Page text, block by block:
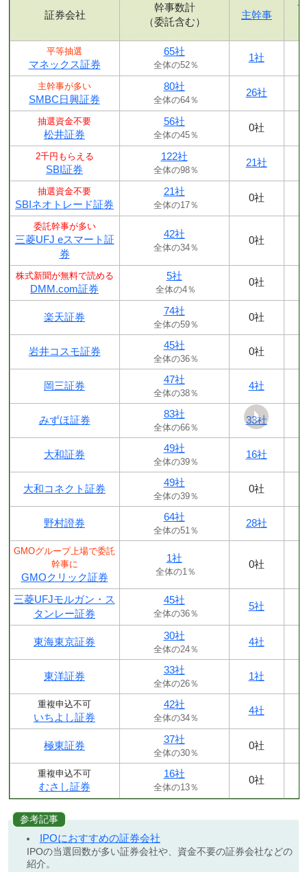
証券会社
幹事数計
（委託含む）
主幹事
平等抽選
マネックス証券
65社
全体の52％
1社
主幹事が多い
SMBC日興証券
80社
全体の64％
26社
抽選資金不要
松井証券
56社
全体の45％
0社
2千円もらえる
SBI証券
122社
全体の98％
21社
抽選資金不要
SBIネオトレード証券
21社
全体の17％
0社
委託幹事が多い
三菱UFJ eスマート証
券
42社
全体の34％
0社
株式新聞が無料で読める
DMM.com証券
5社
全体の4％
0社
楽天証券
74社
全体の59％
0社
岩井コスモ証券
45社
全体の36％
0社
岡三証券
47社
全体の38％
4社
みずほ証券
83社
全体の66％
33社
大和証券
49社
全体の39％
16社
大和コネクト証券
49社
全体の39％
0社
野村證券
64社
全体の51％
28社
GMOグループ上場で委託
幹事に
GMOクリック証券
1社
全体の1％
0社
三菱UFJモルガン・ス
タンレー証券
45社
全体の36％
5社
東海東京証券
30社
全体の24％
4社
東洋証券
33社
全体の26％
1社
重複申込不可
いちよし証券
42社
全体の34％
4社
極東証券
37社
全体の30％
0社
重複申込不可
むさし証券
16社
全体の13％
0社
参考記事
IPOにおすすめの証券会社
IPOの当選回数が多い証券会社や、資金不要の証券会社などの
紹介。